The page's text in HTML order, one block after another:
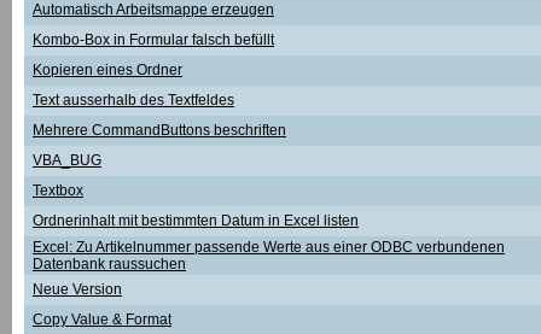
Automatisch Arbeitsmappe erzeugen
Kombo-Box in Formular falsch befüllt
Kopieren eines Ordner
Text ausserhalb des Textfeldes
Mehrere CommandButtons beschriften
VBA_BUG
Textbox
Ordnerinhalt mit bestimmten Datum in Excel listen
Excel: Zu Artikelnummer passende Werte aus einer ODBC verbundenen
Datenbank raussuchen
Neue Version
Copy Value & Format